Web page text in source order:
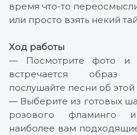
время что-то
или просто взять некий
Ход работы
— Посмотрите фото и
встречается образ
послушайте песни об этой
— Выберите из готовых
розового фламинго
наиболее вам